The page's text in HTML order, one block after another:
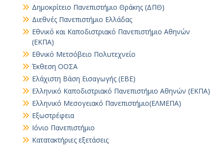
Δημοκρίτειο Πανεπιστήμιο Θράκης (ΔΠΘ)
Διεθνές Πανεπιστήμιο Ελλάδας
Εθνικό και Καποδιστριακό Πανεπιστήμιο Αθηνών
(ΕΚΠΑ)
Εθνικό Μετσόβειο Πολυτεχνείο
Έκθεση ΟΟΣΑ
Ελάχιστη Βάση Εισαγωγής (ΕΒΕ)
Ελληνικό Καποδιστριακό Πανεπιστήμιο Αθηνών (ΕΚΠΑ)
Ελληνικό Μεσογειακό Πανεπιστήμιο(ΕΛΜΕΠΑ)
Εξωστρέφεια
Ιόνιο Πανεπιστήμιο
Κατατακτήριες εξετάσεις